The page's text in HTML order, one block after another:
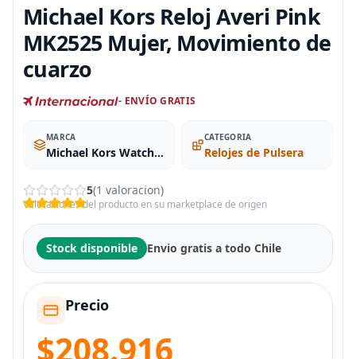
Michael Kors Reloj Averi Pink
MK2525 Mujer, Movimiento de
cuarzo
- ENVÍO GRATIS
MARCA
Michael Kors Watches
CATEGORIA
Relojes de Pulsera
5(1 valoracion)
Valoraciones del producto en su marketplace de origen
Stock disponible Envio gratis a todo Chile
Precio
$208.916